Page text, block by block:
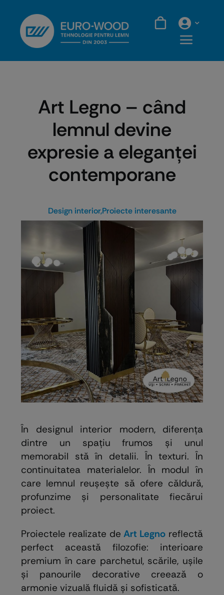
content
Art Legno – când
lemnul devine
expresie a eleganței
contemporane
Design interior,Proiecte interesante
În designul interior modern, diferența
dintre un spațiu frumos și unul
memorabil stă în detalii. În texturi. În
continuitatea materialelor. În modul în
care lemnul reușește să ofere căldură,
profunzime și personalitate fiecărui
proiect.
Proiectele realizate deArt Legno reflectă
perfect această filozofie: interioare
premium în care parchetul, scările, ușile
și panourile decorative creează o
armonie vizuală fluidă și sofisticată.